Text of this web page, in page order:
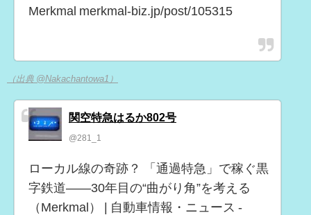
Merkmal merkmal-biz.jp/post/105315
（出典 @Nakachantowa1）
関空特急はるか802号
@281_1
ローカル線の奇跡？ 「通過特急」で稼ぐ黒
字鉄道――30年目の“曲がり角”を考える
（Merkmal） | 自動車情報・ニュース -